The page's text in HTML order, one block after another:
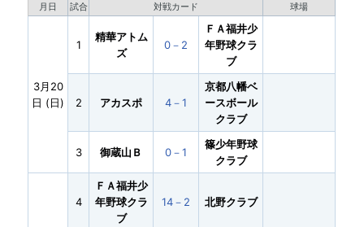
月日 試合 対戦カード 球場
3月20
日 (日)
1
精華アトム
ズ
0－2
ＦＡ福井少
年野球クラ
ブ
2 アカスポ 4－1
京都八幡ベ
ースボール
クラブ
3 御蔵山Ｂ 0－1
篠少年野球
クラブ
4
ＦＡ福井少
年野球クラ
ブ
14－2 北野クラブ